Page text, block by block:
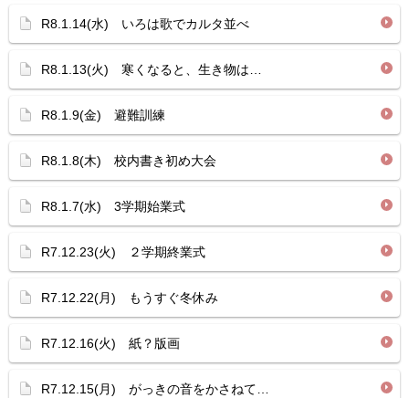
R8.1.14(水) いろは歌でカルタ並べ
R8.1.13(火) 寒くなると、生き物は…
R8.1.9(金) 避難訓練
R8.1.8(木) 校内書き初め大会
R8.1.7(水) 3学期始業式
R7.12.23(火) ２学期終業式
R7.12.22(月) もうすぐ冬休み
R7.12.16(火) 紙？版画
R7.12.15(月) がっきの音をかさねて…